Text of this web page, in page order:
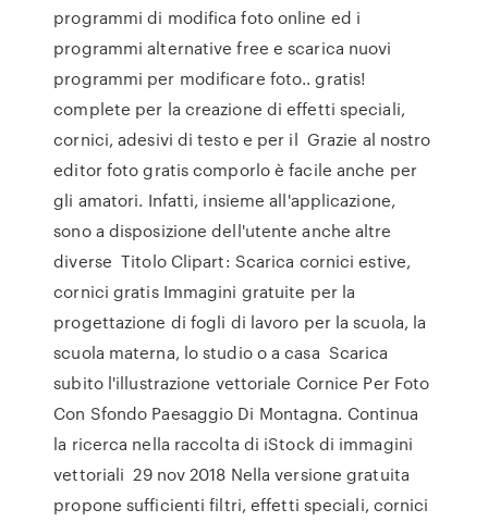
programmi di modifica foto online ed i
programmi alternative free e scarica nuovi
programmi per modificare foto.. gratis!
complete per la creazione di effetti speciali,
cornici, adesivi di testo e per il Grazie al nostro
editor foto gratis comporlo è facile anche per
gli amatori. Infatti, insieme all'applicazione,
sono a disposizione dell'utente anche altre
diverse Titolo Clipart: Scarica cornici estive,
cornici gratis Immagini gratuite per la
progettazione di fogli di lavoro per la scuola, la
scuola materna, lo studio o a casa Scarica
subito l'illustrazione vettoriale Cornice Per Foto
Con Sfondo Paesaggio Di Montagna. Continua
la ricerca nella raccolta di iStock di immagini
vettoriali 29 nov 2018 Nella versione gratuita
propone sufficienti filtri, effetti speciali, cornici